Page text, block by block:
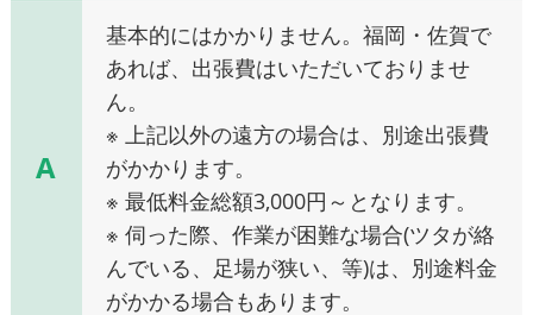
A
基本的にはかかりません。福岡・佐賀で
あれば、出張費はいただいておりませ
ん。
※ 上記以外の遠方の場合は、別途出張費
がかかります。
※ 最低料金総額3,000円～となります。
※ 伺った際、作業が困難な場合(ツタが絡
んでいる、足場が狭い、等)は、別途料金
がかかる場合もあります。